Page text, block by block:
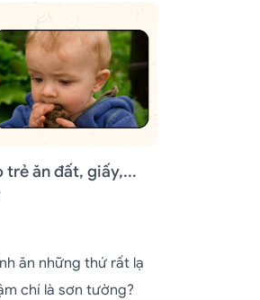
trẻ ăn đất, giấy,...
ăn những thứ rất lạ
chí là sơn tường?